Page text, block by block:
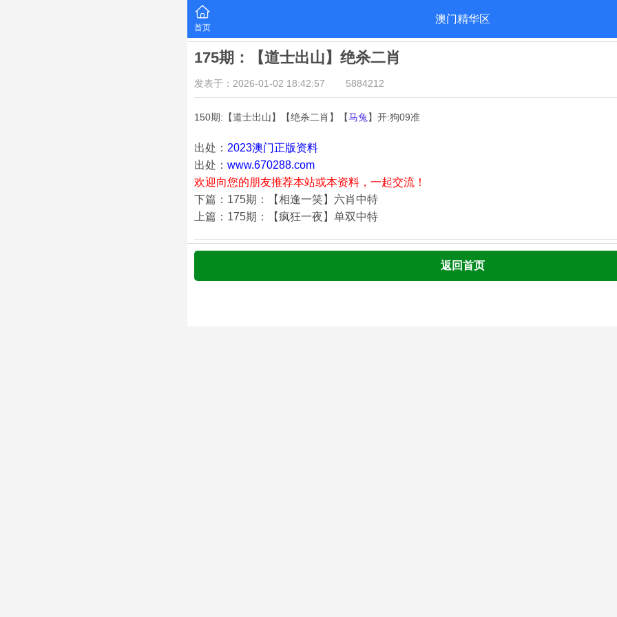
首页
澳门精华区
175期：【道士出山】绝杀二肖
发表于：2026-01-02 18:42:57 5884212
150期:【道士出山】【绝杀二肖】【马兔 】开:狗09准
出处： 2023澳门正版资料
出处： www.670288.com
欢迎向您的朋友推荐本站或本资料，一起交流！
下篇：175期：【相逢一笑】六肖中特
上篇：175期：【疯狂一夜】单双中特
返回首页